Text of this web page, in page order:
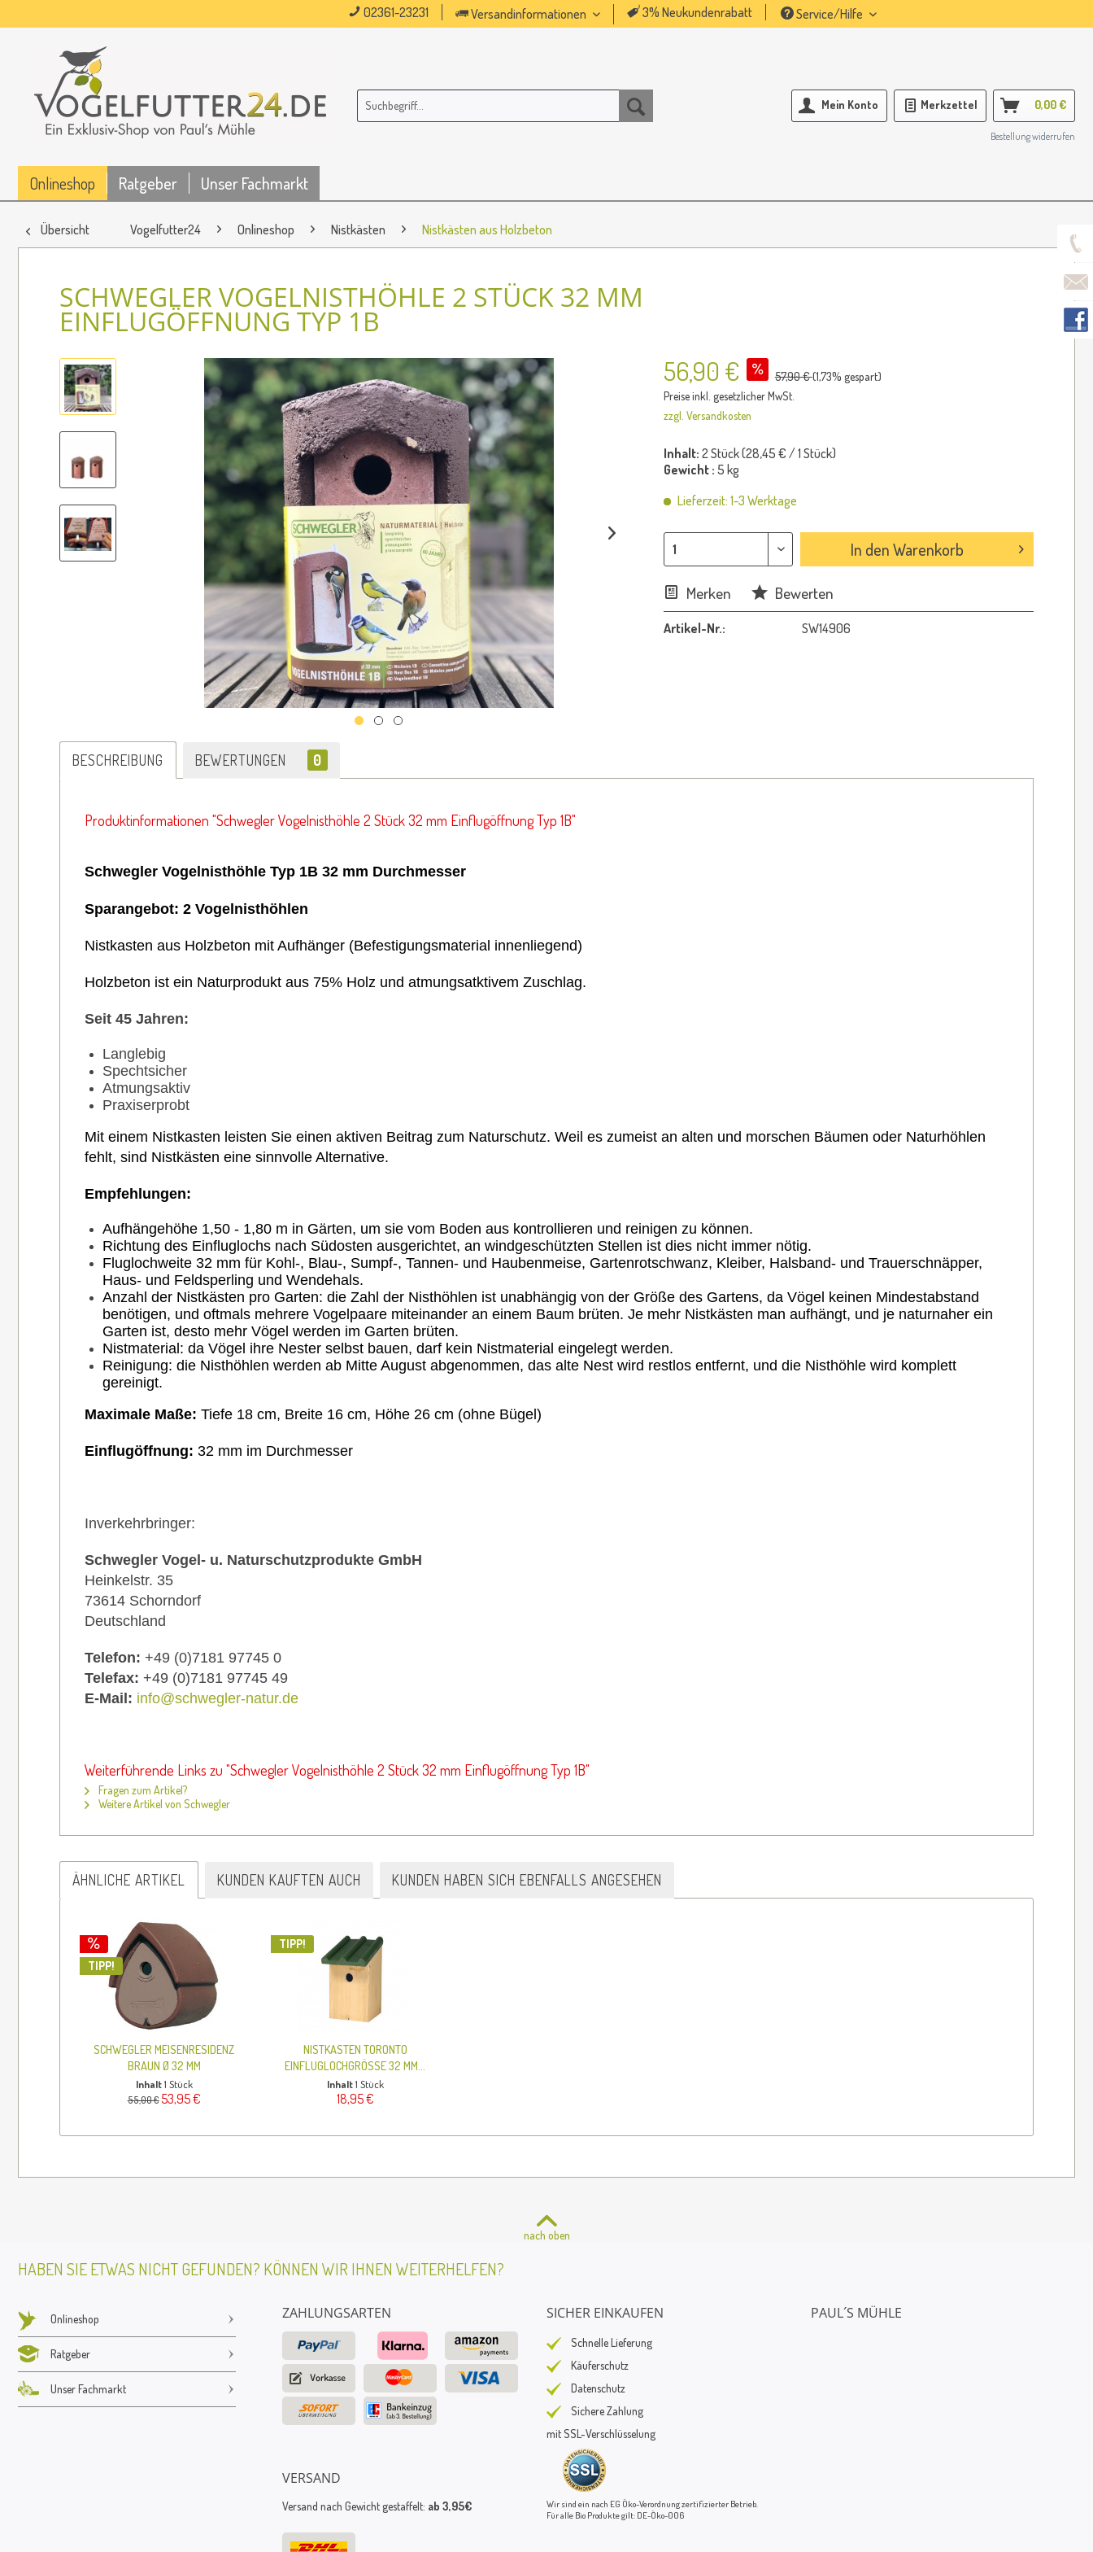
02361-23231 Versandinformationen 3% Neukundenrabatt Service/Hilfe
Mein Konto Merkzettel 0,00 €
Bestellung widerrufen
Onlineshop Ratgeber Unser Fachmarkt
Übersicht Vogelfutter24 Onlineshop Nistkästen Nistkästen aus Holzbeton
SCHWEGLER VOGELNISTHÖHLE 2 STÜCK 32 MM
EINFLUGÖFFNUNG TYP 1B
56,90 € 57,90 €(1,73% gespart)
Preise inkl. gesetzlicher MwSt.
zzgl. Versandkosten
Inhalt: 2 Stück (28,45 € / 1 Stück)
Gewicht : 5 kg
Lieferzeit: 1-3 Werktage
In denWarenkorb
Merken Bewerten
Artikel-Nr.: SW14906
BESCHREIBUNG BEWERTUNGEN 0
Produktinformationen "Schwegler Vogelnisthöhle 2 Stück 32 mm Einflugöffnung Typ 1B"
Schwegler Vogelnisthöhle Typ 1B 32 mm Durchmesser
Sparangebot: 2 Vogelnisthöhlen
Nistkasten aus Holzbeton mit Aufhänger (Befestigungsmaterial innenliegend)
Holzbeton ist ein Naturprodukt aus 75% Holz und atmungsatktivem Zuschlag.
Seit 45 Jahren:
Langlebig
Spechtsicher
Atmungsaktiv
Praxiserprobt
Mit einem Nistkasten leisten Sie einen aktiven Beitrag zum Naturschutz. Weil es zumeist an alten und morschen Bäumen oder Naturhöhlen
fehlt, sind Nistkästen eine sinnvolle Alternative.
Empfehlungen:
Aufhängehöhe 1,50 - 1,80 m in Gärten, um sie vom Boden aus kontrollieren und reinigen zu können.
Richtung des Einfluglochs nach Südosten ausgerichtet, an windgeschützten Stellen ist dies nicht immer nötig.
Fluglochweite 32 mm für Kohl-, Blau-, Sumpf-, Tannen- und Haubenmeise, Gartenrotschwanz, Kleiber, Halsband- und Trauerschnäpper,
Haus- und Feldsperling und Wendehals.
Anzahl der Nistkästen pro Garten: die Zahl der Nisthöhlen ist unabhängig von der Größe des Gartens, da Vögel keinen Mindestabstand
benötigen, und oftmals mehrere Vogelpaare miteinander an einem Baum brüten. Je mehr Nistkästen man aufhängt, und je naturnaher ein
Garten ist, desto mehr Vögel werden im Garten brüten.
Nistmaterial: da Vögel ihre Nester selbst bauen, darf kein Nistmaterial eingelegt werden.
Reinigung: die Nisthöhlen werden ab Mitte August abgenommen, das alte Nest wird restlos entfernt, und die Nisthöhle wird komplett
gereinigt.
Maximale Maße: Tiefe 18 cm, Breite 16 cm, Höhe 26 cm (ohne Bügel)
Einflugöffnung: 32 mm im Durchmesser
Inverkehrbringer:
Schwegler Vogel- u. Naturschutzprodukte GmbH
Heinkelstr. 35
73614 Schorndorf
Deutschland
Telefon: +49 (0)7181 97745 0
Telefax: +49 (0)7181 97745 49
E-Mail: info@schwegler-natur.de
Weiterführende Links zu "Schwegler Vogelnisthöhle 2 Stück 32 mm Einflugöffnung Typ 1B"
Fragen zum Artikel?
Weitere Artikel von Schwegler
ÄHNLICHE ARTIKEL KUNDEN KAUFTEN AUCH KUNDEN HABEN SICH EBENFALLS ANGESEHEN
TIPP!
SCHWEGLER MEISENRESIDENZ
BRAUN Ø 32 MM
Inhalt1 Stück
55,00 € 53,95 €
TIPP!
NISTKASTEN TORONTO
EINFLUGLOCHGRÖSSE 32 MM...
Inhalt1 Stück
18,95 €
nach oben
HABEN SIE ETWAS NICHT GEFUNDEN? KÖNNEN WIR IHNEN WEITERHELFEN?
Onlineshop
Ratgeber
Unser Fachmarkt
ZAHLUNGSARTEN
VERSAND
Versand nach Gewicht gestaffelt: ab 3,95€
SICHER EINKAUFEN
Schnelle Lieferung
Käuferschutz
Datenschutz
Sichere Zahlung
mit SSL-Verschlüsselung
Wir sind ein nach EG Öko-Verordnung zertifizierter Betrieb.
Für alle Bio Produkte gilt: DE-Öko-006
PAUL´S MÜHLE